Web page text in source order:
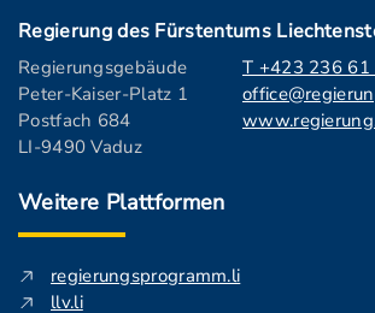
Regierung des Fürstentums
Regierungsgebäude
Peter-Kaiser-Platz 1
Postfach 684
LI-9490 Vaduz
T +423 236 61
Weitere Plattformen
regierungsprogramm.li
llv.li